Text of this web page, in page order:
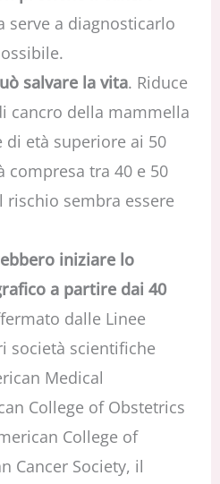
serve a diagnosticarlo
salvare la vita. Riduce
cancro della mammella
di età superiore ai 50
compresa tra 40 e 50
sembra essere
iniziare lo
a partire dai 40
dalle Linee
società scientifiche
Medical
College of Obstetrics
College of
Cancer Society, il